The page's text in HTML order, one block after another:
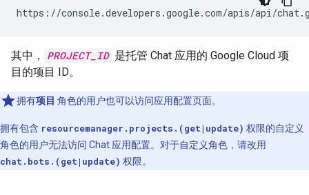
https://console.developers.google.com/apis/api/
其中， PROJECT_ID 是托管 Chat 应用的 Google Cloud 项
目的项目 ID。
拥有项目 角色的用户也可以访问应用配置页面。
拥有包含 resourcemanager.projects.(get|update) 权限的自定义
角色的用户无法访问 Chat 应用配置。对于自定义角色，请改用
chat.bots.(get|update) 权限。